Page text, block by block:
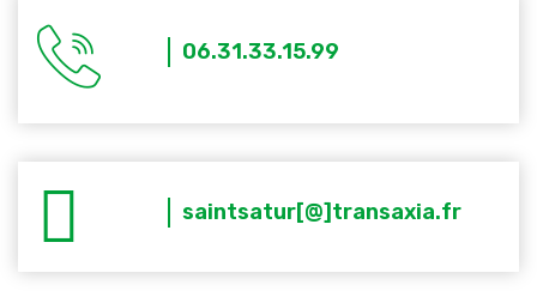
06.31.33.15.99
saintsatur[@]transaxia.fr